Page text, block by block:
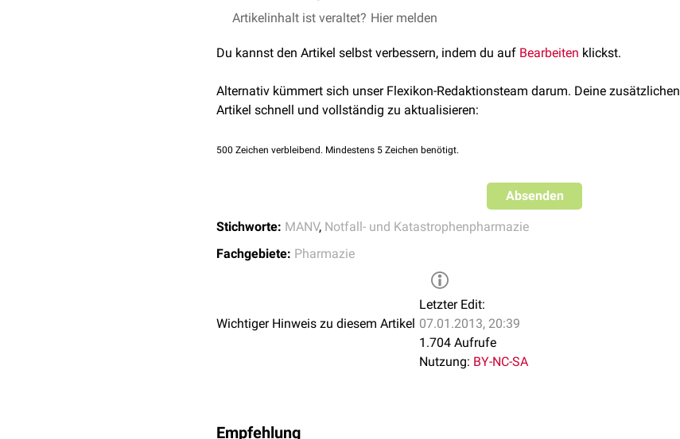
Vorausssetzung für das Errichten eines pharmazeutischen Versorgungszentrums
Überwachungsbehörde.
Bei der Errichtung muss sich das pharmazeutische Versorgungszentrum an die
an die Versorgungssituation vor Ort jeweils neu anpassen. Dabei sind die
die basis- und notfallmedizinischenGegebenheiten vor Ort zu berücksichtigen.
Artikelinhalt ist veraltet? Hier melden
Du kannst den Artikel selbst verbessern, indem du auf Bearbeiten klickst.
Alternativ kümmert sich unser Flexikon-Redaktionsteam darum. Deine
Artikel schnell und vollständig zu aktualisieren:
500 Zeichen verbleibend. Mindestens 5 Zeichen benötigt.
Absenden
Stichworte: MANV, Notfall- und Katastrophenpharmazie
Fachgebiete: Pharmazie
Wichtiger Hinweis zu diesem Artikel
Letzter Edit:
07.01.2013, 20:39
1.704 Aufrufe
Nutzung: BY-NC-SA
Empfehlung